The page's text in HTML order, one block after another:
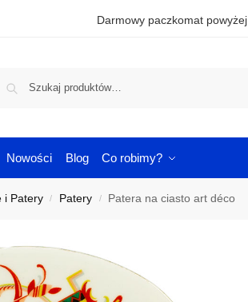
Darmowy paczkomat powyżej
Nowości Blog Co robimy?
i Patery / Patery / Patera na ciasto art déco